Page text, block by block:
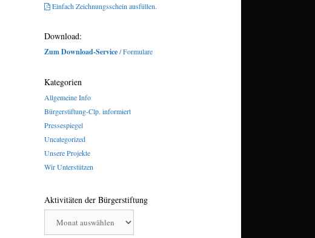
Einfach Zeichnungsschein ausfüllen.
Download:
Zum Download-Service/ Formulare
Kategorien
Allgemeine Info
Bürgerstiftung-Clp. informiert
Pressespiegel
Uncategorized
Unsere Projekte
Wir Unterstützen
Aktivitäten der Bürgerstiftung